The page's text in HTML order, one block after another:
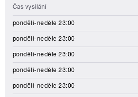
Čas vysílání
pondělí-neděle 23:00
pondělí-neděle 23:00
pondělí-neděle 23:00
pondělí-neděle 23:00
pondělí-neděle 23:00